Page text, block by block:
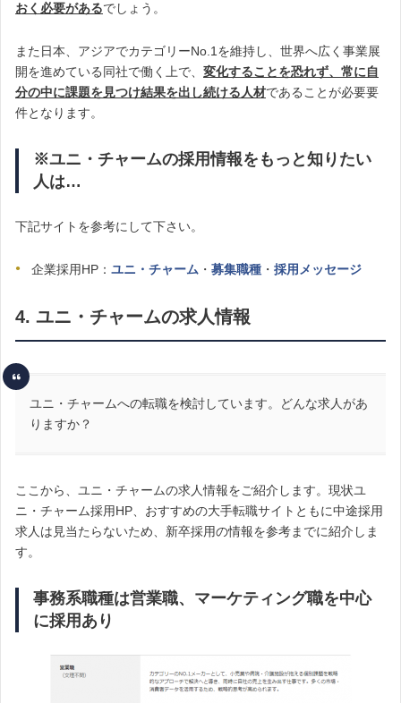
おく必要があるでしょう。
また日本、アジアでカテゴリーNo.1を維持し、世界へ広く事業展
開を進めている同社で働く上で、 変化することを恐れず、常に自
分の中に課題を見つけ結果を出し続ける人材であることが必要要
件となります。
※ユニ・チャームの採用情報をもっと知りたい
人は…
下記サイトを参考にして下さい。
企業採用HP： ユニ・チャーム ・ 募集職種 ・ 採用メッセージ
4. ユニ・チャームの求人情報
ユニ・チャームへの転職を検討しています。どんな求人があ
りますか？
ここから、ユニ・チャームの求人情報をご紹介します。現状ユ
ニ・チャーム採用HP、おすすめの大手転職サイトともに中途採用
求人は見当たらないため、新卒採用の情報を参考までに紹介しま
す。
事務系職種は営業職、マーケティング職を中心
に採用あり